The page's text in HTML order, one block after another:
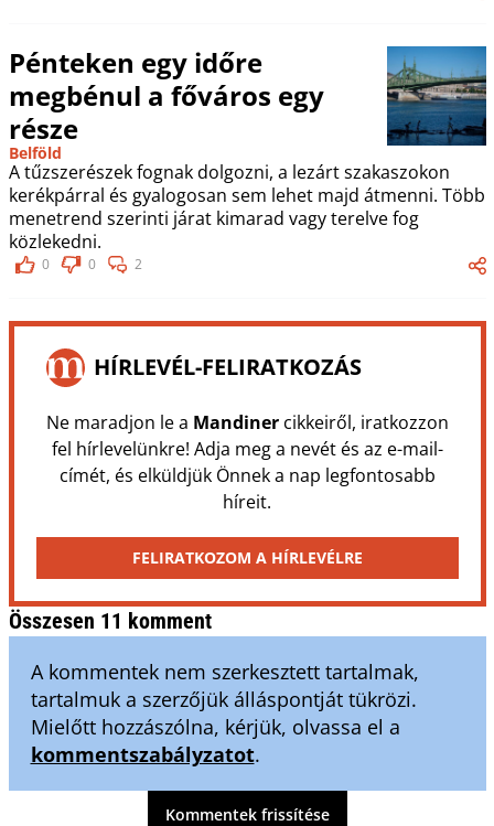
Pénteken egy időre
megbénul a főváros egy
része
Belföld
A tűzszerészek fognak dolgozni, a lezárt szakaszokon
kerékpárral és gyalogosan sem lehet majd átmenni. Több
menetrend szerinti járat kimarad vagy terelve fog
közlekedni.
0 0 2
HÍRLEVÉL-FELIRATKOZÁS
Ne maradjon le a Mandinercikkeiről, iratkozzon
fel hírlevelünkre! Adja meg a nevét és az e-mail-
címét, és elküldjük Önnek a nap legfontosabb
híreit.
FELIRATKOZOM A HÍRLEVÉLRE
Összesen 11 komment
A kommentek nem szerkesztett tartalmak,
tartalmuk a szerzőjük álláspontját tükrözi.
Mielőtt hozzászólna, kérjük, olvassa el a
kommentszabályzatot.
Kommentek frissítése